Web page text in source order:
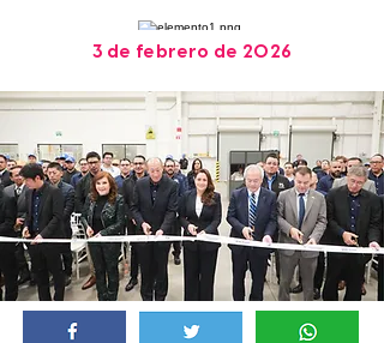
3 de febrero de 2026